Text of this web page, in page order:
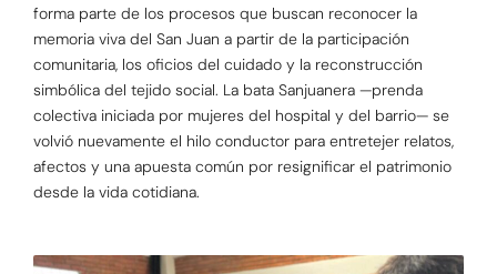
forma parte de los procesos que buscan reconocer la
memoria viva del San Juan a partir de la participación
comunitaria, los oficios del cuidado y la reconstrucción
simbólica del tejido social. La bata Sanjuanera —prenda
colectiva iniciada por mujeres del hospital y del barrio— se
volvió nuevamente el hilo conductor para entretejer relatos,
afectos y una apuesta común por resignificar el patrimonio
desde la vida cotidiana.